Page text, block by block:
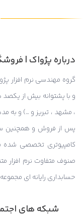
درباره پژواک |
گروه مهندسی نرم افزار
و با پشتوانه بیش از یکصد
، مشهد ، تبریز و …) و به
پس از فروش و همچنین
کامپیوتری تخصصی
صنوف متفاوت نرم افزار
حسابداری رایانه ای مجموعه
شبکه های